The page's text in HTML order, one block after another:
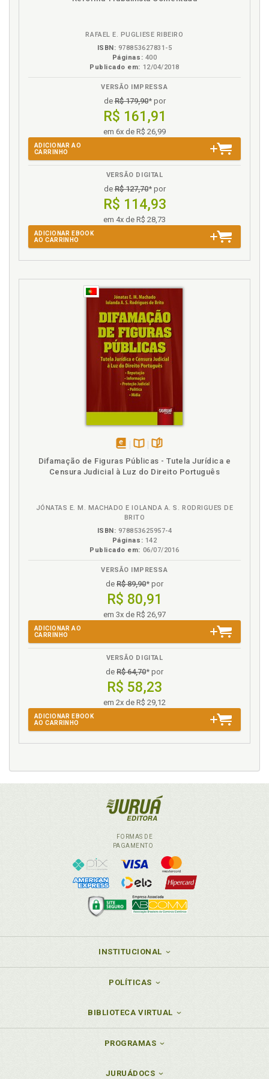
Viragem hermenêutico-ontológica. Decisão
jurisdicional desde a viragem hermenêutico-
ontológica, p. 108
RAFAEL E. PUGLIESE RIBEIRO
ISBN: 978853627831-5
Páginas: 400
Publicado em: 12/04/2018
VERSÃO IMPRESSA
deR$ 179,90* por
R$ 161,91
em 6x de R$ 26,99
ADICIONAR AO
CARRINHO
VERSÃO DIGITAL
deR$ 127,70* por
R$ 114,93
em 4x de R$ 28,73
ADICIONAR EBOOK
AO CARRINHO
disponível
em
Disponível
na
Difamação de Figuras Públicas - Tutela Jurídica e
Censura Judicial à Luz do Direito Português
JÓNATAS E. M. MACHADO E IOLANDA A. S. RODRIGUES DE
BRITO
ISBN: 978853625957-4
Páginas: 142
Publicado em: 06/07/2016
VERSÃO IMPRESSA
de R$ 89,90* por
R$ 80,91
em 3x de R$ 26,97
ADICIONAR AO
CARRINHO
VERSÃO DIGITAL
de R$ 64,70* por
R$ 58,23
em 2x de R$ 29,12
ADICIONAR EBOOK
AO CARRINHO
FORMAS DE
PAGAMENTO
INSTITUCIONAL
POLÍTICAS
BIBLIOTECA VIRTUAL
PROGRAMAS
JURUÁDOCS